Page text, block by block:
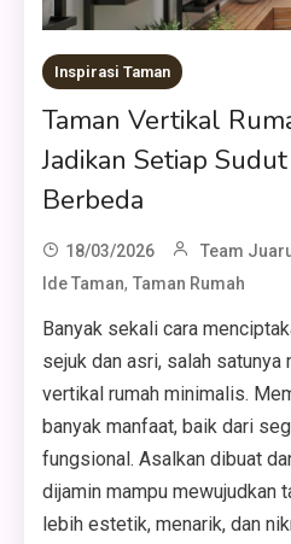
Inspirasi Taman
Taman Vertikal
Jadikan Setiap
Berbeda
18/03/2026 Team
Ide Taman,Taman Rumah
Banyak sekali cara
sejuk dan asri, salah satunya
vertikal rumah minimalis.
banyak manfaat, baik dari
fungsional. Asalkan dibuat
dijamin mampu mewujudkan
lebih estetik, menarik, dan